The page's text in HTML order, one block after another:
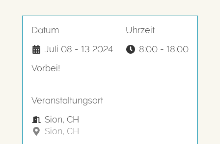
Datum
Juli 08 - 13 2024
Vorbei!
Uhrzeit
8:00 - 18:00
Veranstaltungsort
Sion, CH
Sion, CH